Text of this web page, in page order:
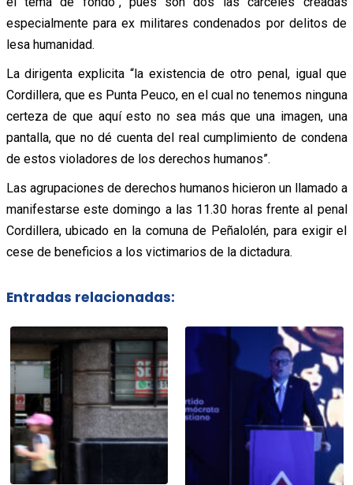
especialmente para ex militares condenados por delitos de
lesa humanidad.
La dirigenta explicita “la existencia de otro penal, igual que
Cordillera, que es Punta Peuco, en el cual no tenemos ninguna
certeza de que aquí esto no sea más que una imagen, una
pantalla, que no dé cuenta del real cumplimiento de condena
de estos violadores de los derechos humanos”.
Las agrupaciones de derechos humanos hicieron un llamado a
manifestarse este domingo a las 11.30 horas frente al penal
Cordillera, ubicado en la comuna de Peñalolén, para exigir el
cese de beneficios a los victimarios de la dictadura.
Entradas relacionadas: